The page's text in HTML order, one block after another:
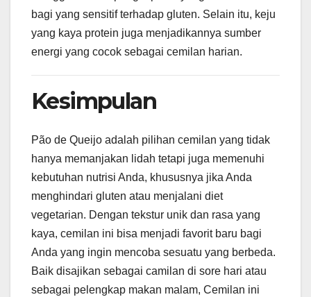
bagi yang sensitif terhadap gluten. Selain itu, keju
yang kaya protein juga menjadikannya sumber
energi yang cocok sebagai cemilan harian.
Kesimpulan
Pão de Queijo adalah pilihan cemilan yang tidak
hanya memanjakan lidah tetapi juga memenuhi
kebutuhan nutrisi Anda, khususnya jika Anda
menghindari gluten atau menjalani diet
vegetarian. Dengan tekstur unik dan rasa yang
kaya, cemilan ini bisa menjadi favorit baru bagi
Anda yang ingin mencoba sesuatu yang berbeda.
Baik disajikan sebagai camilan di sore hari atau
sebagai pelengkap makan malam, Cemilan ini